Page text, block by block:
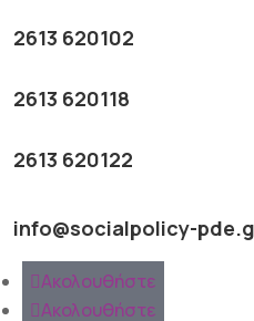
2613 620102
2613 620118
2613 620122
info@socialpolicy-
Ακολουθήστε
Ακολουθήστε